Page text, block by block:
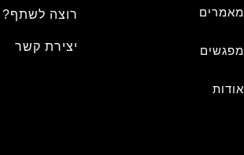
מאמרים
מפגשים
אודות
רוצה לשתף?
יצירת קשר